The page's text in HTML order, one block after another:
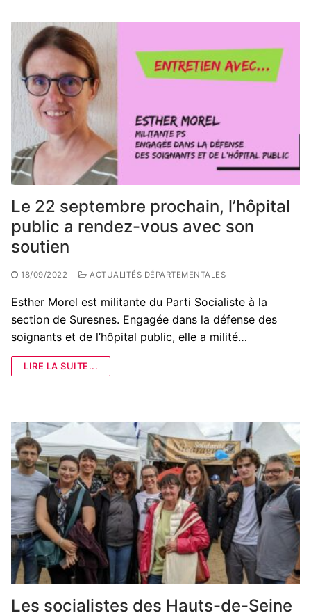
Le 22 septembre prochain, l’hôpital
public a rendez-vous avec son
soutien
18/09/2022 ACTUALITÉS DÉPARTEMENTALES
Esther Morel est militante du Parti Socialiste à la
section de Suresnes. Engagée dans la défense des
soignants et de l’hôpital public, elle a milité…
LIRE LA SUITE...
Les socialistes des Hauts-de-Seine